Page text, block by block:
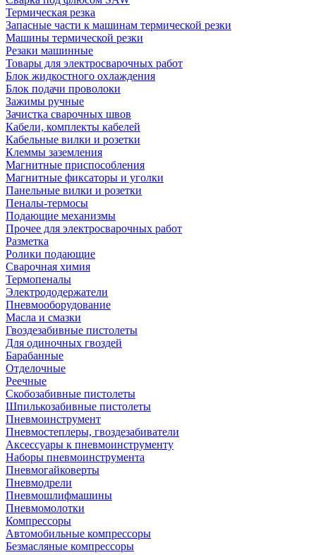
Термическая резка
Запасные части к машинам термической резки
Машины термической резки
Резаки машинные
Товары для электросварочных работ
Блок жидкостного охлаждения
Блок подачи проволоки
Зажимы ручные
Зачистка сварочных швов
Кабели, комплекты кабелей
Кабельные вилки и розетки
Клеммы заземления
Магнитные приспособления
Магнитные фиксаторы и уголки
Панельные вилки и розетки
Пеналы-термосы
Подающие механизмы
Прочее для электросварочных работ
Разметка
Ролики подающие
Сварочная химия
Термопеналы
Электрододержатели
Пневмооборудование
Масла и смазки
Гвоздезабивные пистолеты
Для одиночных гвоздей
Барабанные
Отделочные
Реечные
Скобозабивные пистолеты
Шпилькозабивные пистолеты
Пневмоинструмент
Пневмостеплеры, гвоздезабиватели
Аксессуары к пневмоинструменту
Наборы пневмоинструмента
Пневмогайковерты
Пневмодрели
Пневмошлифмашины
Пневмомолотки
Компрессоры
Автомобильные компрессоры
Безмасляные компрессоры